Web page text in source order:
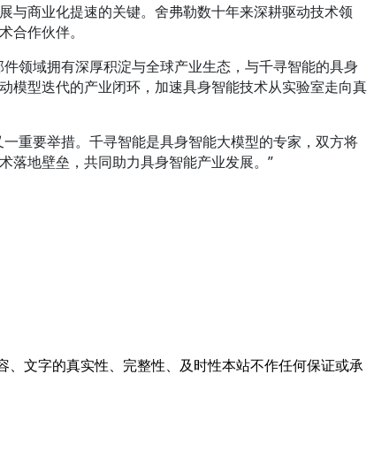
与商业化提速的关键。舍弗勒数十年来深耕驱动技术领
作伙伴。
领域拥有深厚积淀与全球产业生态，与千寻智能的具身
模型迭代的产业闭环，加速具身智能技术从实验室走向真
重要举措。千寻智能是具身智能大模型的专家，双方将
落地壁垒，共同助力具身智能产业发展。”
文字的真实性、完整性、及时性本站不作任何保证或承